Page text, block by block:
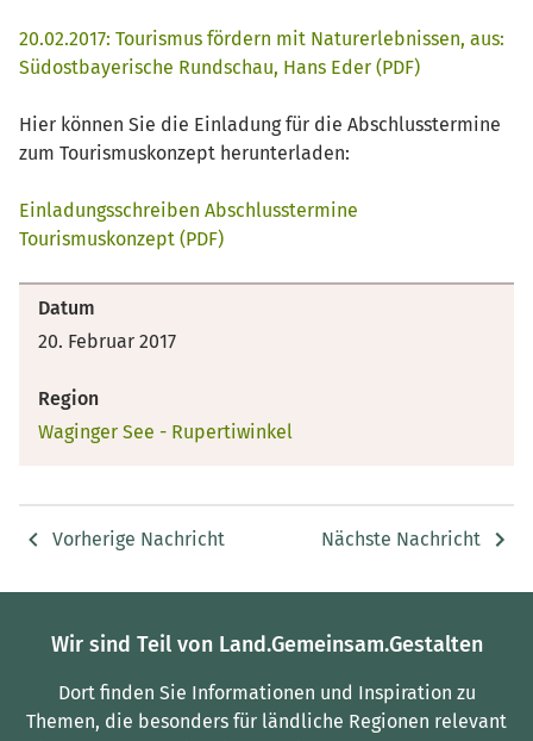
20.02.2017: Tourismus fördern mit Naturerlebnissen, aus:
Südostbayerische Rundschau, Hans Eder (PDF)
Hier können Sie die Einladung für die Abschlusstermine
zum Tourismuskonzept herunterladen:
Einladungsschreiben Abschlusstermine
Tourismuskonzept (PDF)
Datum
20. Februar 2017
Region
Waginger See - Rupertiwinkel
Vorherige Nachricht Nächste Nachricht
Wir sind Teil von Land.Gemeinsam.Gestalten
Dort finden Sie Informationen und Inspiration zu
Themen, die besonders für ländliche Regionen relevant